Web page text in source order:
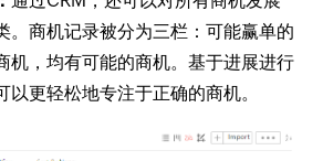
。商机记录被分为三栏：可能赢单的
机，均有可能的商机。基于进展进行
以更轻松地专注于正确的商机。